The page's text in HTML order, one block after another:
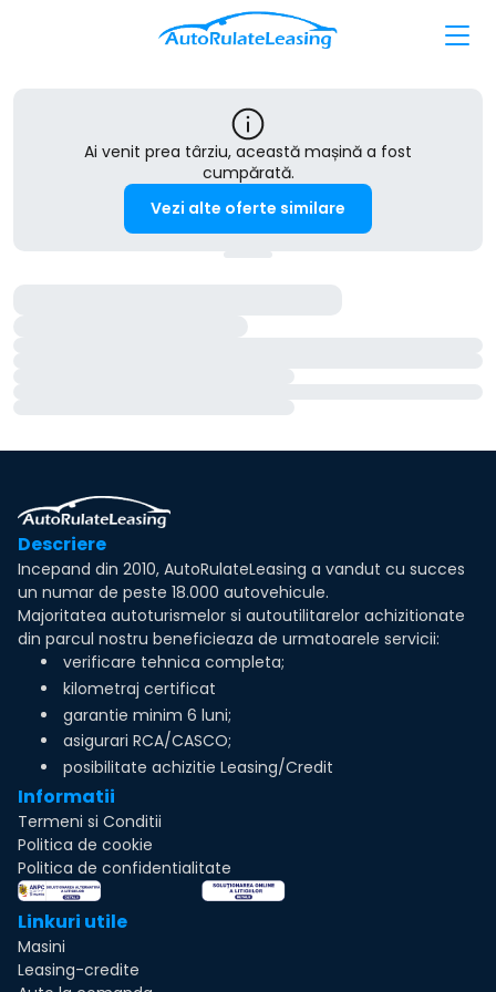
Ai venit prea târziu, această mașină a fost
cumpărată.
Vezi alte oferte similare
Descriere
Incepand din 2010, AutoRulateLeasing a vandut cu succes
un numar de peste 18.000 autovehicule.
Majoritatea autoturismelor si autoutilitarelor achizitionate
din parcul nostru beneficieaza de urmatoarele servicii:
verificare tehnica completa;
kilometraj certificat
garantie minim 6 luni;
asigurari RCA/CASCO;
posibilitate achizitie Leasing/Credit
Informatii
Termeni si Conditii
Politica de cookie
Politica de confidentialitate
Linkuri utile
Masini
Leasing-credite